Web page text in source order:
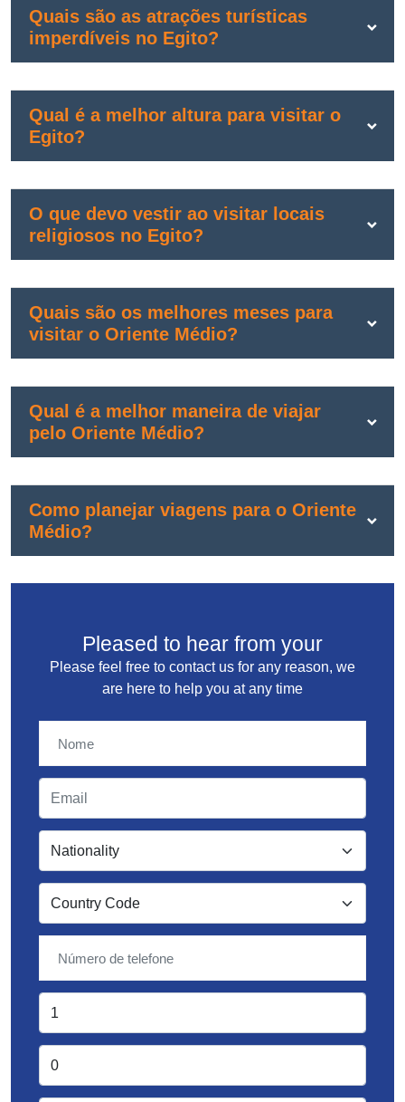
Quais são as atrações turísticas
imperdíveis no Egito?
Qual é a melhor altura para visitar o
Egito?
O que devo vestir ao visitar locais
religiosos no Egito?
Quais são os melhores meses para
visitar o Oriente Médio?
Qual é a melhor maneira de viajar
pelo Oriente Médio?
Como planejar viagens para o Oriente
Médio?
Pleased to hear from your
Please feel free to contact us for any reason, we
are here to help you at any time